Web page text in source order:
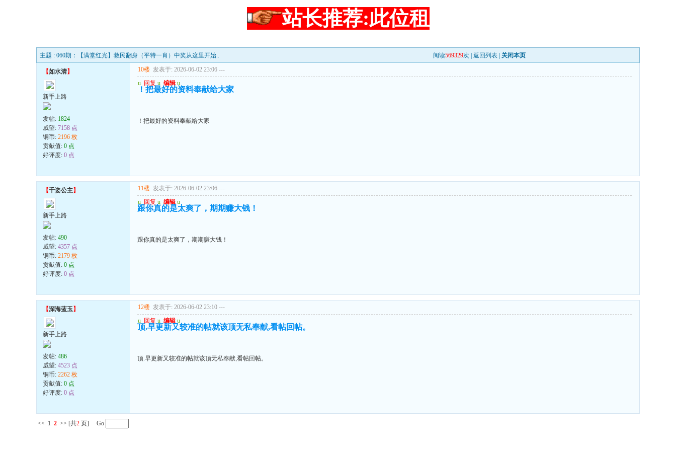
站长推荐:此位租
主题 : 060期：【满堂红光】救民翻身（平特一肖）中奖从这里开始.. 阅读569329次 | 返回列表 关闭本页
【如水清】
新手上路
发帖: 1824
威望: 7158 点
铜币: 2196 枚
贡献值: 0 点
好评度: 0 点
10楼 发表于: 2026-06-02 23:06 ---
u 回复 u 编辑 u
！把最好的资料奉献给大家
！把最好的资料奉献给大家
【千姿公主】
新手上路
发帖: 490
威望: 4357 点
铜币: 2179 枚
贡献值: 0 点
好评度: 0 点
11楼 发表于: 2026-06-02 23:06 ---
u 回复 u 编辑 u
跟你真的是太爽了，期期赚大钱！
跟你真的是太爽了，期期赚大钱！
【深海蓝玉】
新手上路
发帖: 486
威望: 4523 点
铜币: 2262 枚
贡献值: 0 点
好评度: 0 点
12楼 发表于: 2026-06-02 23:10 ---
u 回复 u 编辑 u
顶.早更新又较准的帖就该顶无私奉献,看帖回帖。
顶.早更新又较准的帖就该顶无私奉献,看帖回帖。
<< 1 2 >> [共2 页] Go